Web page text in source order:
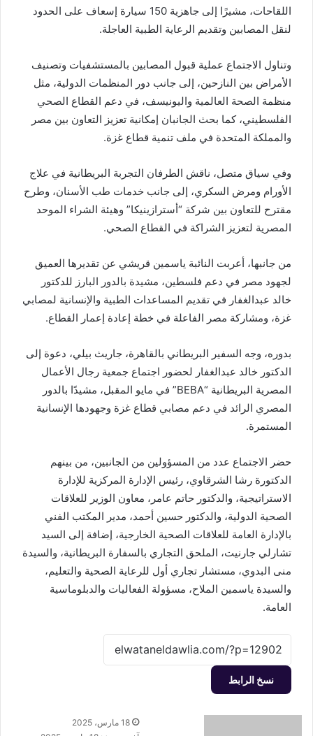
اللقاحات، مشيرًا إلى جاهزية 150 سيارة إسعاف على الحدود
لنقل المصابين وتقديم الرعاية الطبية العاجلة.
وتناول الاجتماع عملية قبول المصابين بالمستشفيات وتصنيف
الأمراض بين النازحين، إلى جانب دور المنظمات الدولية، مثل
منظمة الصحة العالمية واليونيسف، في دعم القطاع الصحي
الفلسطيني، كما بحث الجانبان إمكانية تعزيز التعاون بين مصر
والمملكة المتحدة في ملف تنمية قطاع غزة.
وفي سياق متصل، ناقش الطرفان التجربة البريطانية في علاج
الأورام ومرض السكري، إلى جانب خدمات طب الأسنان، وطرح
مقترح للتعاون بين شركة “أسترازينيكا” وهيئة الشراء الموحد
المصرية لتعزيز الشراكة في القطاع الصحي.
من جانبها، أعربت النائبة ياسمين قريشي عن تقديرها العميق
لجهود مصر في دعم فلسطين، مشيدة بالدور البارز للدكتور
خالد عبدالغفار في تقديم المساعدات الطبية والإنسانية لمصابي
غزة، ومشاركة مصر الفاعلة في خطة إعادة إعمار القطاع.
بدوره، وجه السفير البريطاني بالقاهرة، جاريث بيلي، دعوة إلى
الدكتور خالد عبدالغفار لحضور اجتماع جمعية رجال الأعمال
المصرية البريطانية “BEBA” في مايو المقبل، مشيدًا بالدور
المصري الرائد في دعم مصابي قطاع غزة وجهودها الإنسانية
المستمرة.
حضر الاجتماع عدد من المسؤولين من الجانبين، من بينهم
الدكتورة رشا الشرقاوي، رئيس الإدارة المركزية للإدارة
الاستراتيجية، والدكتور حاتم عامر، معاون الوزير للعلاقات
الصحية الدولية، والدكتور حسين أحمد، مدير المكتب الفني
بالإدارة العامة للعلاقات الصحية الخارجية، إضافة إلى السيد
تشارلي جارنيت، الملحق التجاري بالسفارة البريطانية، والسيدة
منى البدوي، مستشار تجاري أول للرعاية الصحية والتعليم،
والسيدة ياسمين الملاح، مسؤولة الفعاليات والدبلوماسية
العامة.
نسخ الرابط
أرسل18 مارس، 2025